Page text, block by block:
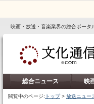
映画・放送・音楽業界の総合ポータ
総合ニュース 映
閲覧中のページ: トップ> 放送ニュー